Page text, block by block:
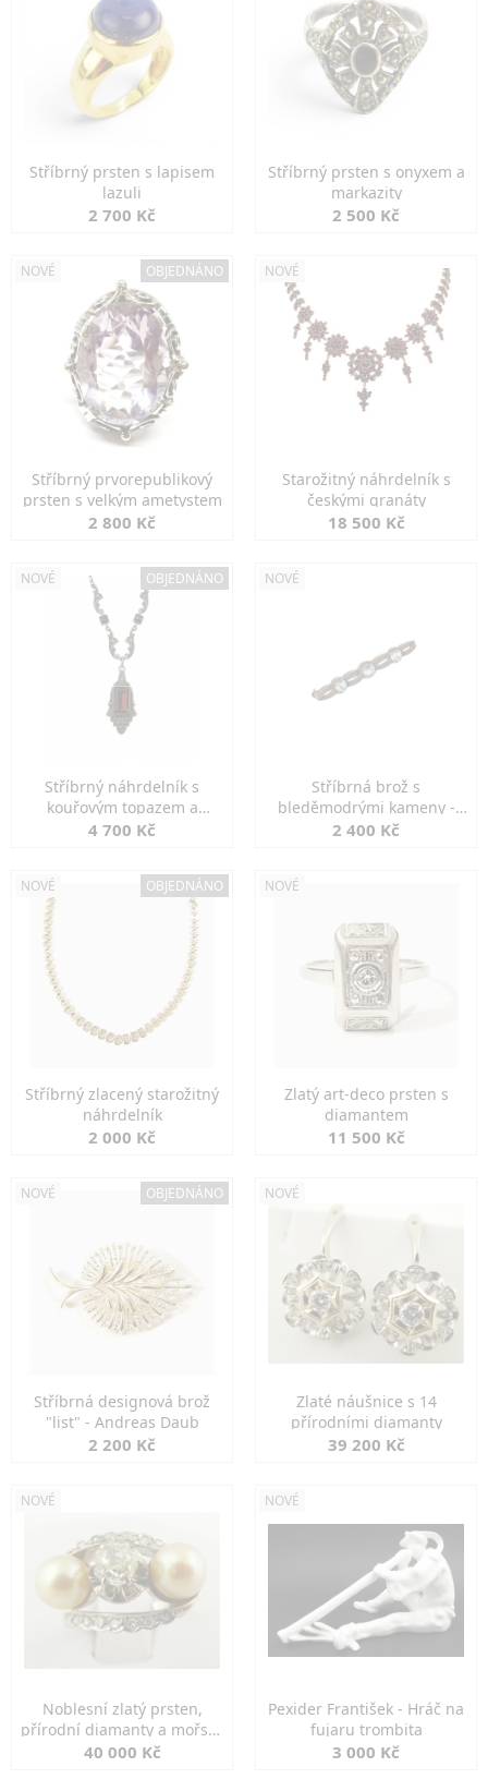
Stříbrný prsten s lapisem
lazuli
2 700 Kč
Stříbrný prsten s onyxem a
markazity
2 500 Kč
NOVÉ OBJEDNÁNO
Stříbrný prvorepublikový
prsten s velkým ametystem
2 800 Kč
NOVÉ
Starožitný náhrdelník s
českými granáty
18 500 Kč
NOVÉ OBJEDNÁNO
Stříbrný náhrdelník s
kouřovým topazem a
markazity
4 700 Kč
NOVÉ
Stříbrná brož s
bleděmodrými kameny -
jemná elegance
2 400 Kč
NOVÉ OBJEDNÁNO
Stříbrný zlacený starožitný
náhrdelník
2 000 Kč
NOVÉ
Zlatý art-deco prsten s
diamantem
11 500 Kč
NOVÉ OBJEDNÁNO
Stříbrná designová brož
"list" - Andreas Daub
2 200 Kč
NOVÉ
Zlaté náušnice s 14
přírodními diamanty
39 200 Kč
NOVÉ
Noblesní zlatý prsten,
přírodní diamanty a mořské
perly
40 000 Kč
NOVÉ
Pexider František - Hráč na
fujaru trombita
3 000 Kč